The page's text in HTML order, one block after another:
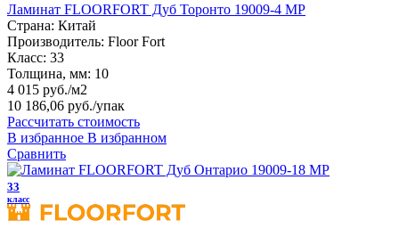
Ламинат FLOORFORT Дуб Торонто 19009-4 MP
Страна: Китай
Производитель: Floor Fort
Класс: 33
Толщина, мм: 10
4 015 руб./м2
10 186,06 руб./упак
Рассчитать стоимость
В избранное В избранном
Сравнить
33
класс